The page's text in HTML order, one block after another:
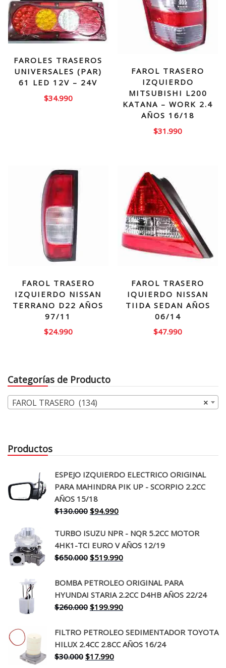
FAROLES TRASEROS
UNIVERSALES (PAR)
61 LED 12V – 24V
$34.990
FAROL TRASERO
IZQUIERDO
MITSUBISHI L200
KATANA – WORK 2.4
AÑOS 16/18
$31.990
FAROL TRASERO
IZQUIERDO NISSAN
TERRANO D22 AÑOS
97/11
$24.990
FAROL TRASERO
IQUIERDO NISSAN
TIIDA SEDAN AÑOS
06/14
$47.990
Categorías de Producto
×
FAROL TRASERO (134)
Productos
ESPEJO IZQUIERDO ELECTRICO ORIGINAL
PARA MAHINDRA PIK UP - SCORPIO 2.2CC
AÑOS 15/18
$130.000 El
original
era:
$130.000.
$94.990El
actual
es:
$94.990.
TURBO ISUZU NPR - NQR 5.2CC MOTOR
4HK1-TCI EURO V AÑOS 12/19
$650.000 El
original
era:
$650.000.
$519.990El
actual
es:
$519.990.
BOMBA PETROLEO ORIGINAL PARA
HYUNDAI STARIA 2.2CC D4HB AÑOS 22/24
$260.000 El
original
era:
$260.000.
$199.990El
actual
es:
FILTRO PETROLEO SEDIMENTADOR TOYOTA
HILUX 2.4CC 2.8CC AÑOS 16/24
$30.000 El
$17.990El